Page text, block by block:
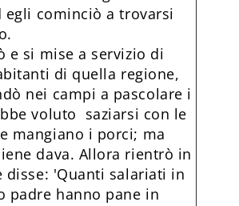
egli cominciò a trovarsi
e si mise a servizio di
di quella regione,
nei campi a pascolare i
voluto saziarsi con le
mangiano i porci; ma
dava. Allora rientrò in
disse: 'Quanti salariati in
padre hanno pane in